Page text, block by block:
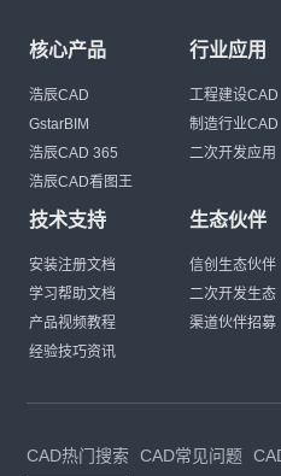
核心产品
浩辰CAD
GstarBIM
浩辰CAD 365
浩辰CAD看图王
行业应用
工程建设CAD
制造行业CAD
二次开发应用
技术支持
安装注册文档
学习帮助文档
产品视频教程
经验技巧资讯
生态伙伴
信创生态伙伴
二次开发生态
渠道伙伴招募
CAD热门搜索 CAD常见问题